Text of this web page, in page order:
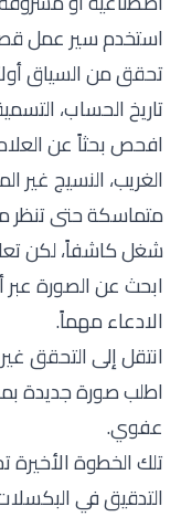
استخدم سير عمل
تحقق من السياق
تاريخ الحساب،
افحص بحثاً عن
الغريب، النسيج غير
متماسكة حتى تنظر
شغل كاشفاً، لكن
ابحث عن الصورة
الادعاء مهماً.
انتقل إلى التحقق
اطلب صورة جديدة
عفوي.
تلك الخطوة
التدقيق في